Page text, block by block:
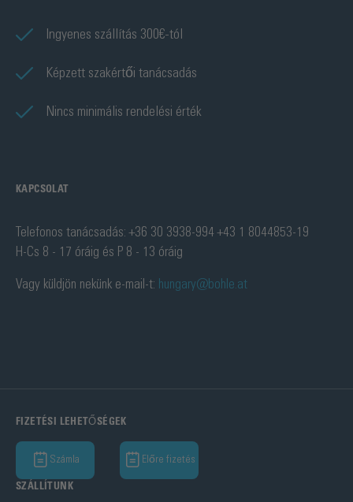
Ingyenes szállítás 300€-tól
Képzett szakértői tanácsadás
Nincs minimális rendelési érték
KAPCSOLAT
Telefonos tanácsadás: +36 30 3938-994 +43 1 8044853-19
H-Cs 8 - 17 óráig és P 8 - 13 óráig
Vagy küldjön nekünk e-mail-t: hungary@bohle.at
FIZETÉSI LEHETŐSÉGEK
Számla Előre fizetés
SZÁLLÍTUNK